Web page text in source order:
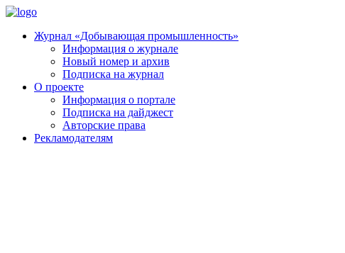
Журнал «Добывающая промышленность»
Информация о журнале
Новый номер и архив
Подписка на журнал
О проекте
Информация о портале
Подписка на дайджест
Авторские права
Рекламодателям